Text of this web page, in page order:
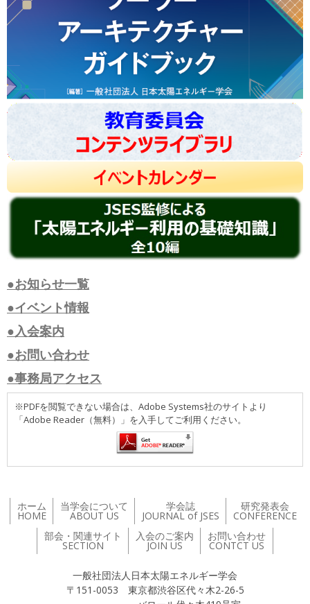
●お知らせ一覧
●イベント情報
●入会案内
●お問い合わせ
●事務局アクセス
※PDFを閲覧できない場合は、Adobe Systems社のサイトより
「Adobe Reader（無料）」を入手してご利用ください。
ホーム
HOME
当学会について
ABOUT US
学会誌
JOURNAL of JSES
研究発表会
CONFERENCE
部会・関連サイト
SECTION
入会のご案内
JOIN US
お問い合わせ
CONTCT US
一般社団法人日本太陽エネルギー学会
〒151-0053 東京都渋谷区代々木2-26-5